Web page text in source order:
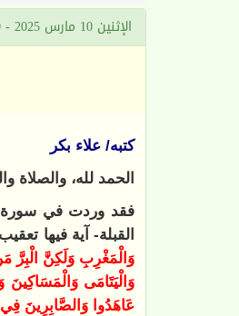
الإثنين 10 مارس 2025 - 10 رمضان 1446هـ
كتبه/ علاء بكر
الحمد لله، والصلاة
فقد وردت في سورة
القبلة- آية فيها
وَالْمَغْرِبِ وَلَكِنَّ الْبِرَّ
وَالْيَتَامَى وَالْمَسَاكِينَ
عَاهَدُوا وَالصَّابِرِينَ